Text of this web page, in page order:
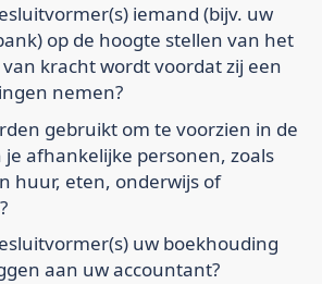
iemand (bijv. uw
op de hoogte stellen van het
van kracht wordt voordat zij een
nemen?
gebruikt om te voorzien in de
afhankelijke personen, zoals
huur, eten, onderwijs of
uw boekhouding
aan uw accountant?